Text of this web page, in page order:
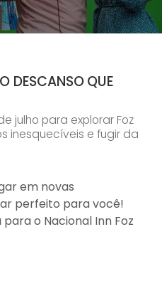
DESCANSO QUE
julho para explorar Foz
inesquecíveis e fugir da
em novas
perfeito para você!
o Nacional Inn Foz